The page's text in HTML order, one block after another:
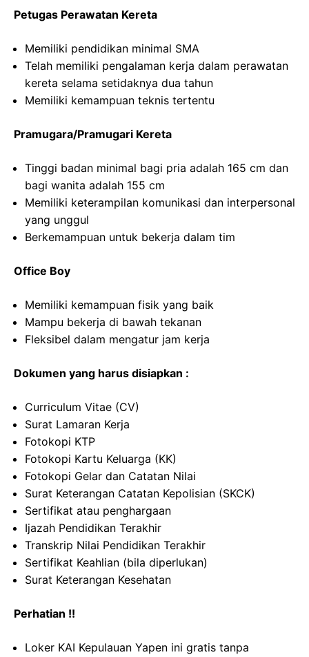
Petugas Perawatan Kereta
Memiliki pendidikan minimal SMA
Telah memiliki pengalaman kerja dalam perawatan
kereta selama setidaknya dua tahun
Memiliki kemampuan teknis tertentu
Pramugara/Pramugari Kereta
Tinggi badan minimal bagi pria adalah 165 cm dan
bagi wanita adalah 155 cm
Memiliki keterampilan komunikasi dan interpersonal
yang unggul
Berkemampuan untuk bekerja dalam tim
Office Boy
Memiliki kemampuan fisik yang baik
Mampu bekerja di bawah tekanan
Fleksibel dalam mengatur jam kerja
Dokumen yang harus disiapkan :
Curriculum Vitae (CV)
Surat Lamaran Kerja
Fotokopi KTP
Fotokopi Kartu Keluarga (KK)
Fotokopi Gelar dan Catatan Nilai
Surat Keterangan Catatan Kepolisian (SKCK)
Sertifikat atau penghargaan
Ijazah Pendidikan Terakhir
Transkrip Nilai Pendidikan Terakhir
Sertifikat Keahlian (bila diperlukan)
Surat Keterangan Kesehatan
Perhatian !!
Loker KAI Kepulauan Yapen ini gratis tanpa